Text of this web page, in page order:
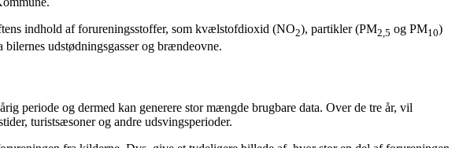
indhold af forureningsstoffer, som kvælstofdioxid (NO2), partikler (PM2,5 og PM10)
udstødningsgasser og brændeovne.
periode og dermed kan generere stor mængde brugbare data. Over de tre år, vil
turistsæsoner og andre udsvingsperioder.